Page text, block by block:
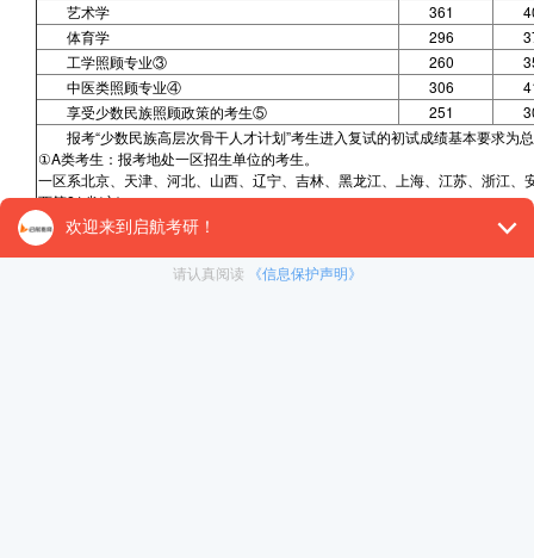
艺术学
361
体育学
296
工学照顾专业③
260
中医类照顾专业④
306
享受少数民族照顾政策的考生⑤
251
报考“少数民族高层次骨干人才计划”考生进入复试的初试成绩基本要求为
①A类考生：报考地处一区招生单位的考生。
一区系北京、天津、河北、山西、辽宁、吉林、黑龙江、上海、江苏、浙江
西等21省(市)。
②B类考生：报考地处二区招生单位的考生。
二区系内蒙古、广西、海南、贵州、云南、西藏、甘肃、青海、宁夏、新疆等
力学[0801]、冶金工程[0806]、动力工程及工程热物理[0807]、水利工程